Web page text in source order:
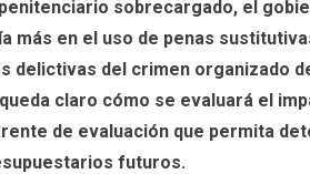
sobrecargado, el
en el uso de penas
del crimen organizado
claro cómo se evaluará el
de evaluación que permita
futuros.